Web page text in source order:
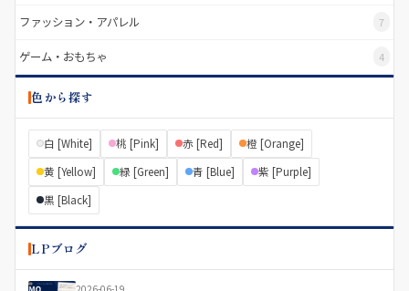
ファッション・アパレル 7
ゲーム・おもちゃ 4
色から探す
白 [White] 桃 [Pink] 赤 [Red]
橙 [Orange]
黄 [Yellow]
緑 [Green] 青 [Blue]
紫 [Purple]
黒 [Black]
LPブログ